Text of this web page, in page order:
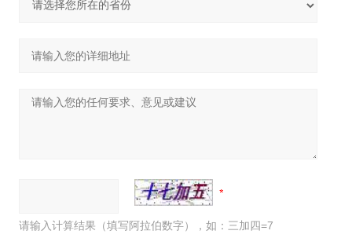
请输入计算结果（填写阿拉伯数字），如：三加四=7